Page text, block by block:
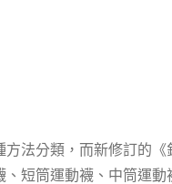
法分類，而新修訂的
短筒運動襪、中筒運